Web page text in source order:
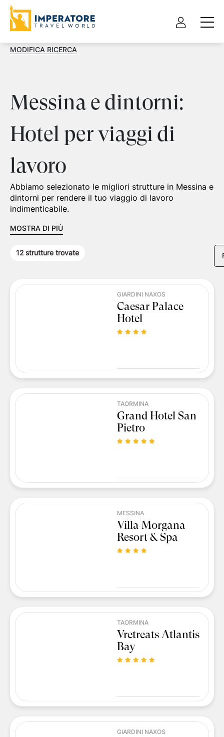
MODIFICA RICERCA
Messina e dintorni:
Hotel per viaggi di
lavoro
Abbiamo selezionato le migliori strutture in Messina e
dintorni per rendere il tuo viaggio di lavoro
indimenticabile.
MOSTRA DI PIÙ
12 strutture trovate
GIARDINI NAXOS
Caesar Palace
Hotel
TAORMINA
Grand Hotel San
Pietro
MESSINA
Villa Morgana
Resort & Spa
TAORMINA
Vretreats Atlantis
Bay
GIARDINI NAXOS